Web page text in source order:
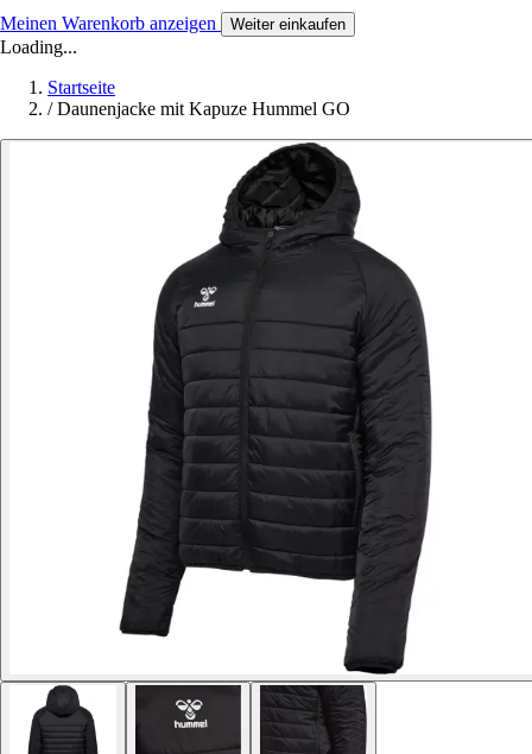
Meinen Warenkorb anzeigen Weiter einkaufen
Loading...
Startseite
/ Daunenjacke mit Kapuze Hummel GO